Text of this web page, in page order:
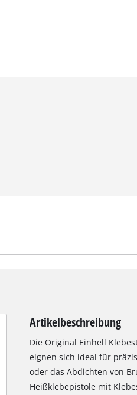
Artikelbeschreibung
Die Original Einhell
eignen sich ideal für
oder das Abdichten von
Heißklebepistole mit